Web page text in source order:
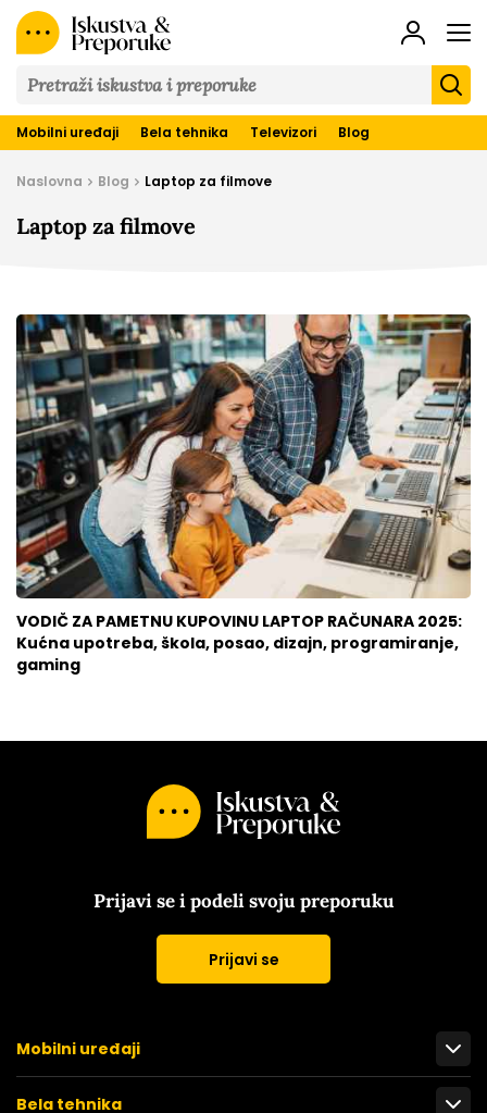
&
Preporuke
Mobilni uređaji Bela tehnika Televizori Blog
Naslovna Blog Laptop za filmove
Laptop za filmove
VODIČ ZA PAMETNU KUPOVINU LAPTOP RAČUNARA 2025:
Kućna upotreba, škola, posao, dizajn, programiranje,
gaming
Prijavi se i podeli svoju preporuku
Prijavi se
Mobilni uređaji
Bela tehnika